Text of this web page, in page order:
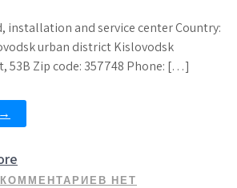
installation and service center Country:
urban district Kislovodsk
53B Zip code: 357748 Phone: […]
КОММЕНТАРИЕВ НЕТ